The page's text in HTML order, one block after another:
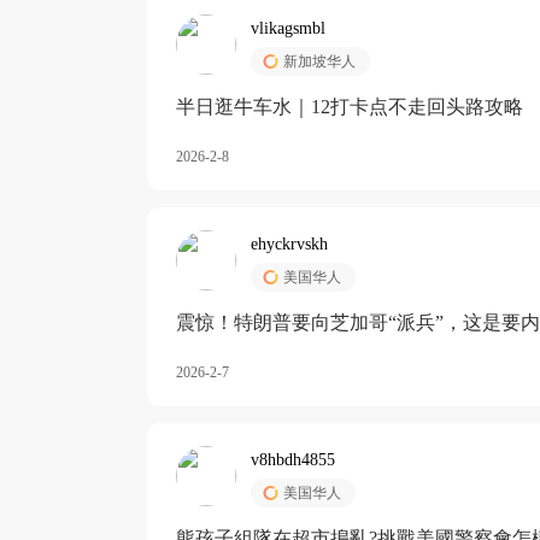
vlikagsmbl
新加坡华人
半日逛牛车水｜12打卡点不走回头路攻略
2026-2-8
ehyckrvskh
美国华人
震惊！特朗普要向芝加哥“派兵”，这是要
2026-2-7
v8hbdh4855
美国华人